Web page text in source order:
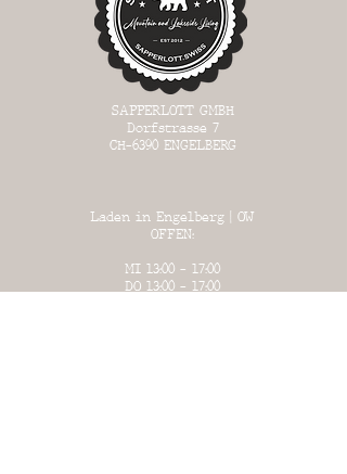
SAPPERLOTT GMBH
Dorfstrasse 7
CH-6390 ENGELBERG
Laden in Engelberg | OW
OFFEN:
MI 13:00 - 17:00
DO 13:00 - 17:00